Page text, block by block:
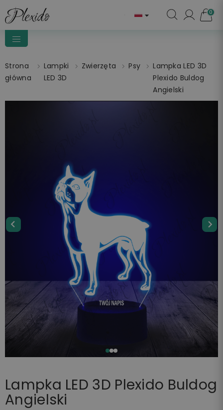
 0
Strona
główna
Lampki
LED 3D
Zwierzęta Psy
Lampka LED 3D
Plexido Buldog
Angielski
Lampka LED 3D Plexido Buldog
Angielski